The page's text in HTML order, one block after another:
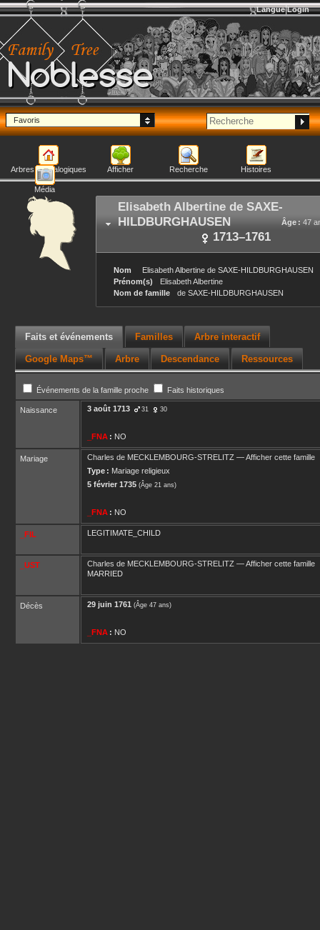
Noblesse
Langue Login
Favoris
Arbres généalogiques Afficher Recherche Histoires
Média
Elisabeth Albertine de SAXE-
HILDBURGHAUSEN
Âge : 47
1713–1761
Nom Elisabeth Albertine de SAXE-HILDBURGHAUSEN
Prénom(s)
Elisabeth Albertine
Nom de famille
de SAXE-HILDBURGHAUSEN
Faits et événements Familles Arbre interactif
Google Maps™ Arbre Descendance Ressources
Événements de la famille proche Faits historiques
Naissance 3 août 1713 31 30
_FNA : NO
Mariage Charles de MECKLEMBOURG-STRELITZ —Afficher cette famille
Type : Mariage religieux
5 février 1735 (Âge 21 ans)
_FNA : NO
_FIL LEGITIMATE_CHILD
_UST Charles de MECKLEMBOURG-STRELITZ —Afficher cette famille
MARRIED
Décès 29 juin 1761 (Âge 47 ans)
_FNA : NO